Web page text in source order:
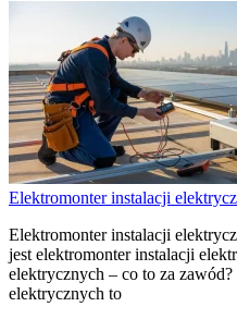
Elektromonter instalacji
Elektromonter instalacji
jest elektromonter instalacji
elektrycznych – co to za
elektrycznych to